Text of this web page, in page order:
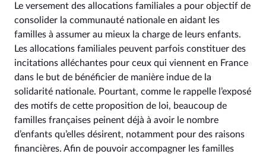
Le versement des allocations familiales a pour objectif de
consolider la communauté nationale en aidant les
familles à assumer au mieux la charge de leurs enfants.
Les allocations familiales peuvent parfois constituer des
incitations alléchantes pour ceux qui viennent en France
dans le but de bénéficier de manière indue de la
solidarité nationale. Pourtant, comme le rappelle l’exposé
des motifs de cette proposition de loi, beaucoup de
familles françaises peinent déjà à avoir le nombre
d’enfants qu’elles désirent, notamment pour des raisons
financières. Afin de pouvoir accompagner les familles